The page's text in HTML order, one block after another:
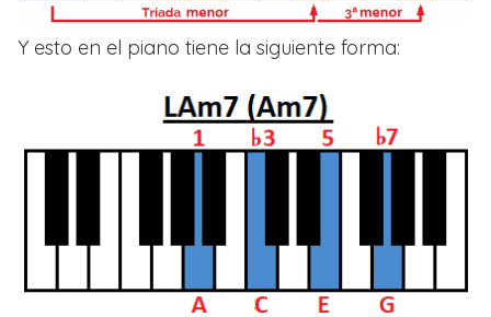
Y esto en el piano tiene la siguiente forma: